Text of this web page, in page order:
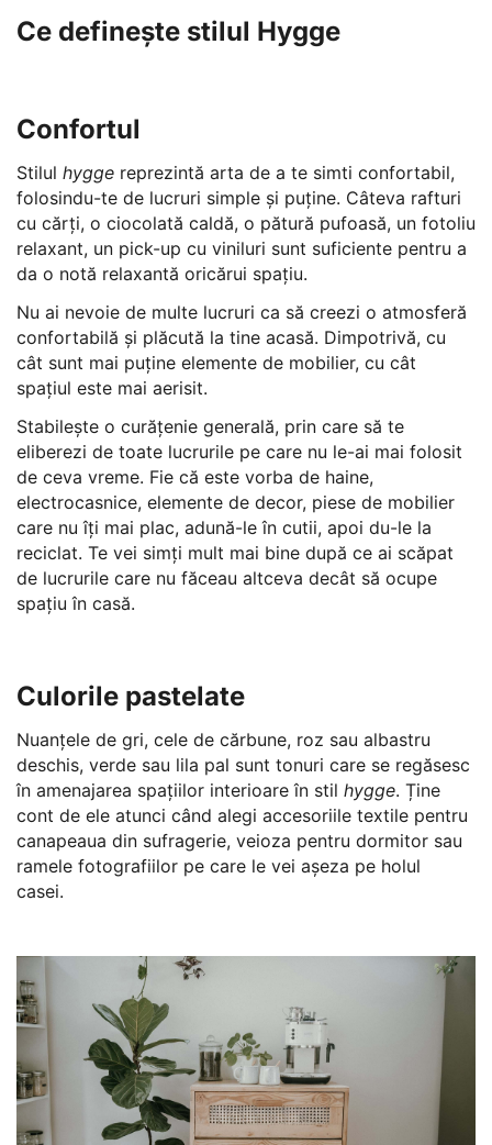
Ce definește stilul Hygge
Confortul
Stilul hygge reprezintă arta de a te simti confortabil,
folosindu-te de lucruri simple și puține. Câteva rafturi
cu cărți, o ciocolată caldă, o pătură pufoasă, un fotoliu
relaxant, un pick-up cu viniluri sunt suficiente pentru a
da o notă relaxantă oricărui spațiu.
Nu ai nevoie de multe lucruri ca să creezi o atmosferă
confortabilă și plăcută la tine acasă. Dimpotrivă, cu
cât sunt mai puține elemente de mobilier, cu cât
spațiul este mai aerisit.
Stabilește o curățenie generală, prin care să te
eliberezi de toate lucrurile pe care nu le-ai mai folosit
de ceva vreme. Fie că este vorba de haine,
electrocasnice, elemente de decor, piese de mobilier
care nu îți mai plac, adună-le în cutii, apoi du-le la
reciclat. Te vei simți mult mai bine după ce ai scăpat
de lucrurile care nu făceau altceva decât să ocupe
spațiu în casă.
Culorile pastelate
Nuanțele de gri, cele de cărbune, roz sau albastru
deschis, verde sau lila pal sunt tonuri care se regăsesc
în amenajarea spațiilor interioare în stil hygge. Ține
cont de ele atunci când alegi accesoriile textile pentru
canapeaua din sufragerie, veioza pentru dormitor sau
ramele fotografiilor pe care le vei așeza pe holul
casei.